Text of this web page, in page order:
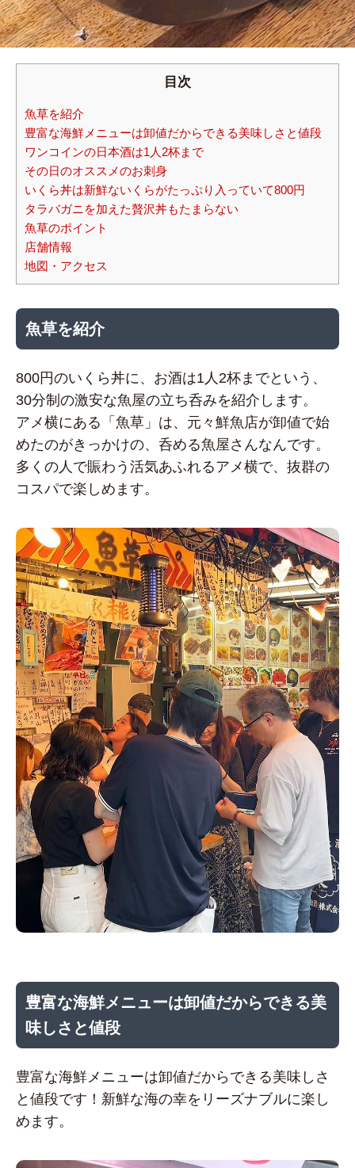
目次
魚草を紹介
豊富な海鮮メニューは卸値だからできる美味しさと値段
ワンコインの日本酒は1人2杯まで
その日のオススメのお刺身
いくら丼は新鮮ないくらがたっぷり入っていて800円
タラバガニを加えた贅沢丼もたまらない
魚草のポイント
店舗情報
地図・アクセス
魚草を紹介
800円のいくら丼に、お酒は1人2杯までという、
30分制の激安な魚屋の立ち呑みを紹介します。
アメ横にある「魚草」は、元々鮮魚店が卸値で始
めたのがきっかけの、呑める魚屋さんなんです。
多くの人で賑わう活気あふれるアメ横で、抜群の
コスパで楽しめます。
豊富な海鮮メニューは卸値だからできる美
味しさと値段
豊富な海鮮メニューは卸値だからできる美味しさ
と値段です！新鮮な海の幸をリーズナブルに楽し
めます。